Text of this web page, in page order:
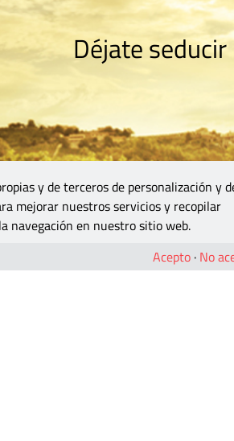
Déjate
y de terceros de personalización y
mejorar nuestros servicios y recopilar
navegación en nuestro sitio web.
Acepto · No